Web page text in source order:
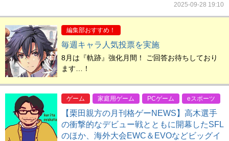
2025-09-28 19:10
編集部おすすめ！
毎週キャラ人気投票を実施
8月は『軌跡』強化月間！ ご回答お待ちしており
ます…！
ゲーム 家庭用ゲーム PCゲーム eスポーツ
【栗田親方の月刊格ゲーNEWS】高木選手
の衝撃的なデビュー戦とともに開幕したSFL
のほか、海外大会EWC＆EVOなどビッグイ